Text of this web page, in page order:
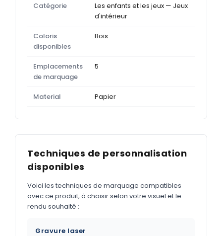
Catégorie
Les enfants et les jeux — Jeux
d'intérieur
Coloris
disponibles
Bois
Emplacements
de marquage
5
Material Papier
Techniques de personnalisation
disponibles
Voici les techniques de marquage compatibles
avec ce produit, à choisir selon votre visuel et le
rendu souhaité :
Gravure laser